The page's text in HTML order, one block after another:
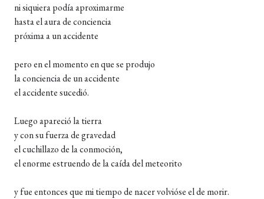
ni siquiera podía aproximarme
hasta el aura de conciencia
próxima a un accidente
pero en el momento en que se produjo
la conciencia de un accidente
el accidente sucedió.
Luego apareció la tierra
y con su fuerza de gravedad
el cuchillazo de la conmoción,
el enorme estruendo de la caída del meteorito
y fue entonces que mi tiempo de nacer volvióse el de morir.